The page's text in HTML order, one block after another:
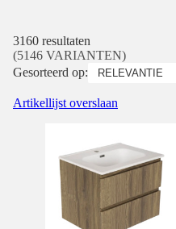
3160 resultaten
(5146 VARIANTEN)
Gesorteerd op:
Artikellijst overslaan